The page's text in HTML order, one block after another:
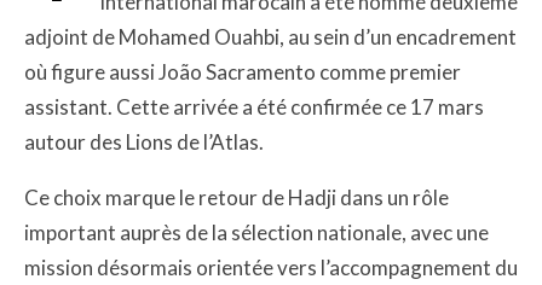
adjoint de Mohamed Ouahbi, au sein d’un encadrement
où figure aussi João Sacramento comme premier
assistant. Cette arrivée a été confirmée ce 17 mars
autour des Lions de l’Atlas.
Ce choix marque le retour de Hadji dans un rôle
important auprès de la sélection nationale, avec une
mission désormais orientée vers l’accompagnement du